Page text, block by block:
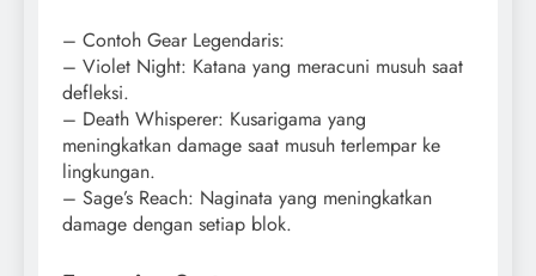
– Contoh Gear Legendaris:
– Violet Night: Katana yang meracuni musuh saat
defleksi.
– Death Whisperer: Kusarigama yang
meningkatkan damage saat musuh terlempar ke
lingkungan.
– Sage’s Reach: Naginata yang meningkatkan
damage dengan setiap blok.